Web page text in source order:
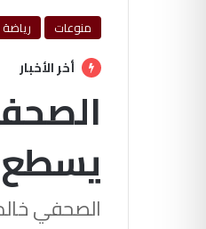
منوعات رياضة
أخر الأخبار
يسطع
الصحفي